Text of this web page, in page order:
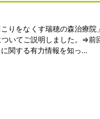
りをなくす瑞穂の森治療
いてご説明しました。⇒
関する有力情報を知っ...